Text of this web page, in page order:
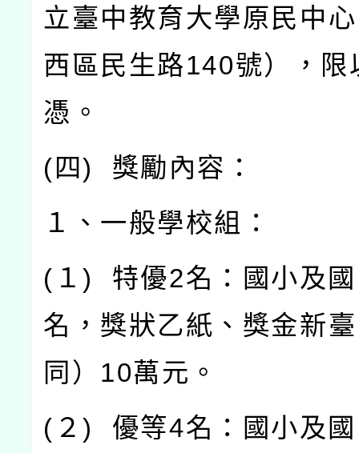
立臺中教育大學原民中
西區民生路140號），限
憑。
( 四) 獎勵內容：
１、一般學校組：
( １) 特優2名：國小及
名，獎狀乙紙、獎金新
同） 10萬元。
( ２) 優等4名：國小及